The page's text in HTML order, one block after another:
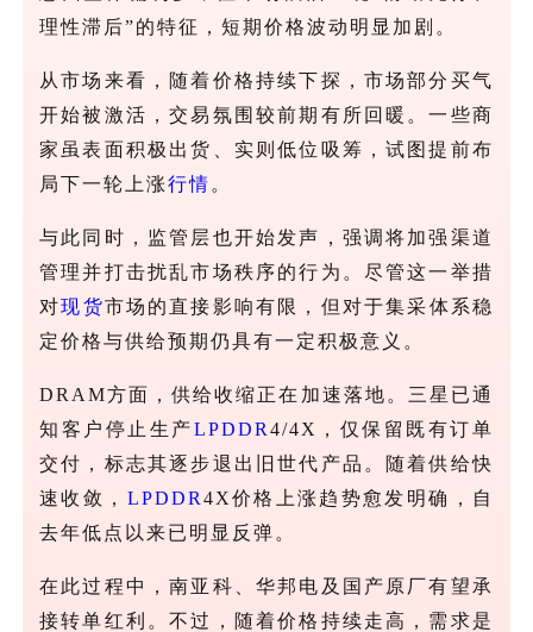
理性滞后”的特征，短期价格波动明显加剧。
从市场来看，随着价格持续下探，市场部分买气
开始被激活，交易氛围较前期有所回暖。一些商
家虽表面积极出货、实则低位吸筹，试图提前布
局下一轮上涨行情 。
与此同时，监管层也开始发声，强调将加强渠道
管理并打击扰乱市场秩序的行为。尽管这一举措
对现货市场的直接影响有限，但对于集采体系稳
定价格与供给预期仍具有一定积极意义。
DRAM方面，供给收缩正在加速落地。三星已通
知客户停止生产LPDDR 4/4X，仅保留既有订单
交付，标志其逐步退出旧世代产品。随着供给快
速收敛， LPDDR 4X价格上涨趋势愈发明确，自
去年低点以来已明显反弹。
在此过程中，南亚科、华邦电及国产原厂有望承
接转单红利。不过，随着价格持续走高，需求是